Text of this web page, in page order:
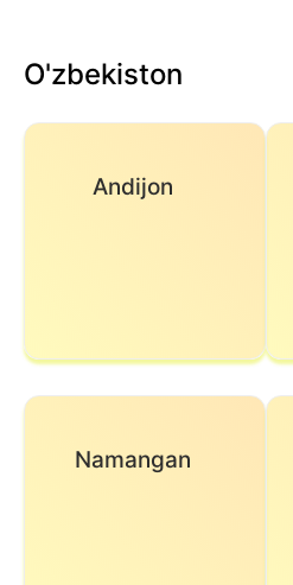
O'zbekiston
Andijon
Namangan